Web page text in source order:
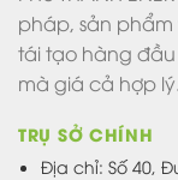
pháp, sản
tái tạo hàng
mà giá cả hợp lý.
TRỤ SỞ CHÍNH
Địa chỉ: Số 40,